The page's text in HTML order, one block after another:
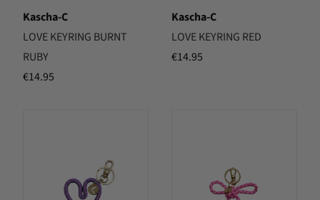
Kascha-C
LOVE KEYRING BURNT
RUBY
€14.95
Kascha-C
LOVE KEYRING RED
€14.95